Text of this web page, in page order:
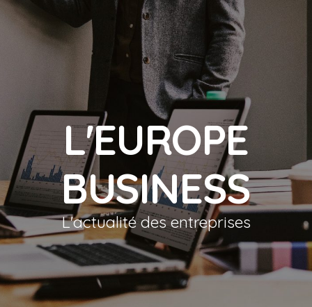
L'EUROPE
BUSINESS
L'actualité des entreprises